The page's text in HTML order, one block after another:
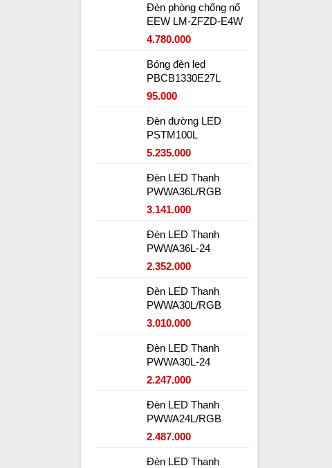
Đèn phòng chống nổ
EEW LM-ZFZD-E4W
4.780.000
Bóng đèn led
PBCB1330E27L
95.000
Đèn đường LED
PSTM100L
5.235.000
Đèn LED Thanh
PWWA36L/RGB
3.141.000
Đèn LED Thanh
PWWA36L-24
2.352.000
Đèn LED Thanh
PWWA30L/RGB
3.010.000
Đèn LED Thanh
PWWA30L-24
2.247.000
Đèn LED Thanh
PWWA24L/RGB
2.487.000
Đèn LED Thanh